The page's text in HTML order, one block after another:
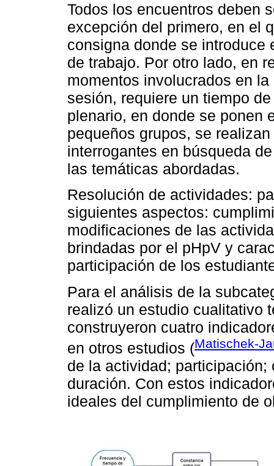
Todos los encuentros deben
excepción del primero, en el
consigna donde se introduce
de trabajo. Por otro lado, en
momentos involucrados en
sesión, requiere un tiempo
plenario, en donde se ponen
pequeños grupos, se
interrogantes en búsqueda
las temáticas abordadas.
Resolución de actividades:
siguientes aspectos:
modificaciones de las
brindadas por el pHpV y
participación de los
Para el análisis de la
realizó un estudio cualitativo
construyeron cuatro
en otros estudios (Matischek-
de la actividad;
duración. Con estos
ideales del cumplimiento de